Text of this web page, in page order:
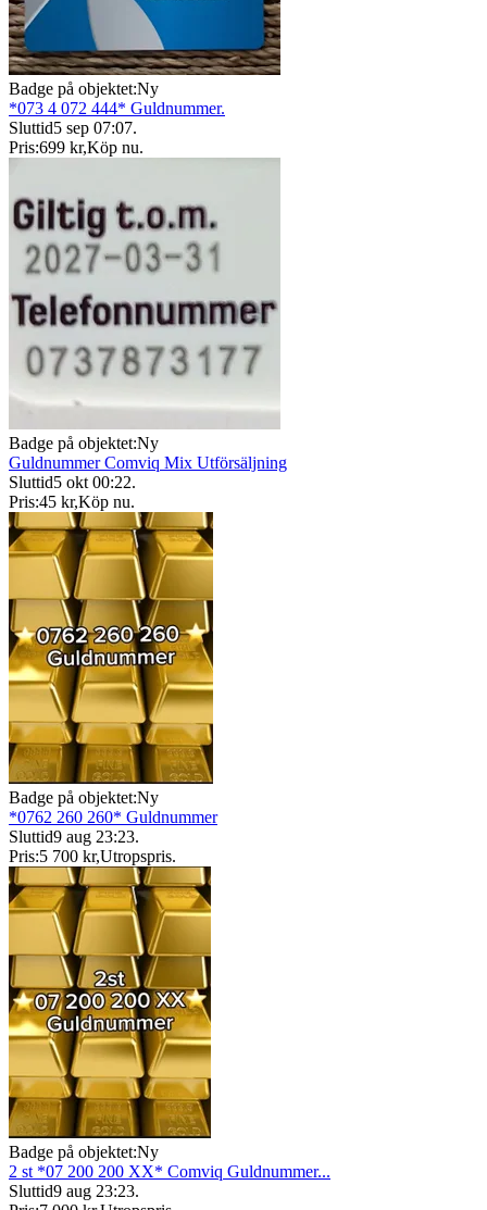
Badge på objektet:Ny
*073 4 072 444* Guldnummer.
Sluttid5 sep 07:07.
Pris:699 kr,Köp nu.
Badge på objektet:Ny
Guldnummer Comviq Mix Utförsäljning
Sluttid5 okt 00:22.
Pris:45 kr,Köp nu.
Badge på objektet:Ny
*0762 260 260* Guldnummer
Sluttid9 aug 23:23.
Pris:5 700 kr,Utropspris.
Badge på objektet:Ny
2 st *07 200 200 XX* Comviq Guldnummer...
Sluttid9 aug 23:23.